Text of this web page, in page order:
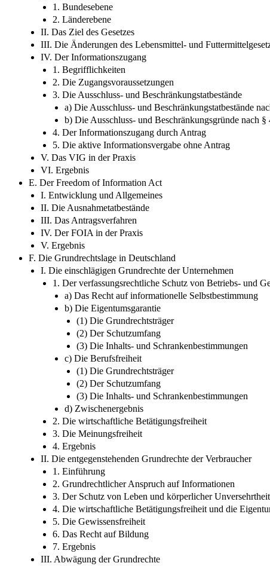
1. Bundesebene
2. Länderebene
II. Das Ziel des Gesetzes
III. Die Änderungen des Lebensmittel- und
IV. Der Informationszugang
1. Begrifflichkeiten
2. Die Zugangsvoraussetzungen
3. Die Ausschluss- und Beschränkungstatbestände
a) Die Ausschluss- und Beschränkungstatbestände
b) Die Ausschluss- und Beschränkungsgründe nach
4. Der Informationszugang durch Antrag
5. Die aktive Informationsvergabe ohne Antrag
V. Das VIG in der Praxis
VI. Ergebnis
E. Der Freedom of Information Act
I. Entwicklung und Allgemeines
II. Die Ausnahmetatbestände
III. Das Antragsverfahren
IV. Der FOIA in der Praxis
V. Ergebnis
F. Die Grundrechtslage in Deutschland
I. Die einschlägigen Grundrechte der Unternehmen
1. Der verfassungsrechtliche Schutz von Betriebs- und
a) Das Recht auf informationelle Selbstbestimmung
b) Die Eigentumsgarantie
(1) Die Grundrechtsträger
(2) Der Schutzumfang
(3) Die Inhalts- und Schrankenbestimmungen
c) Die Berufsfreiheit
(1) Die Grundrechtsträger
(2) Der Schutzumfang
(3) Die Inhalts- und Schrankenbestimmungen
d) Zwischenergebnis
2. Die wirtschaftliche Betätigungsfreiheit
3. Die Meinungsfreiheit
4. Ergebnis
II. Die entgegenstehenden Grundrechte der Verbraucher
1. Einführung
2. Grundrechtlicher Anspruch auf Informationen
3. Der Schutz von Leben und körperlicher Unversehrtheit
4. Die wirtschaftliche Betätigungsfreiheit und die
5. Die Gewissensfreiheit
6. Das Recht auf Bildung
7. Ergebnis
III. Abwägung der Grundrechte